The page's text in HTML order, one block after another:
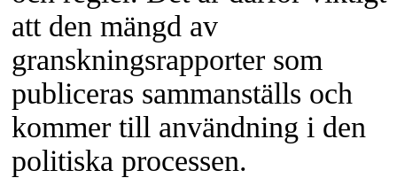
att den mängd av
granskningsrapporter som
publiceras sammanställs och
kommer till användning i den
politiska processen.